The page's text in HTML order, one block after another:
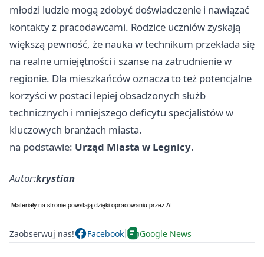
młodzi ludzie mogą zdobyć doświadczenie i nawiązać
kontakty z pracodawcami. Rodzice uczniów zyskają
większą pewność, że nauka w technikum przekłada się
na realne umiejętności i szanse na zatrudnienie w
regionie. Dla mieszkańców oznacza to też potencjalne
korzyści w postaci lepiej obsadzonych służb
technicznych i mniejszego deficytu specjalistów w
kluczowych branżach miasta.
na podstawie: Urząd Miasta w Legnicy.
Autor:krystian
Zaobserwuj nas! Facebook Google News